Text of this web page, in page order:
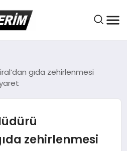
gıda zehirlenmesi
zehirlenmesi